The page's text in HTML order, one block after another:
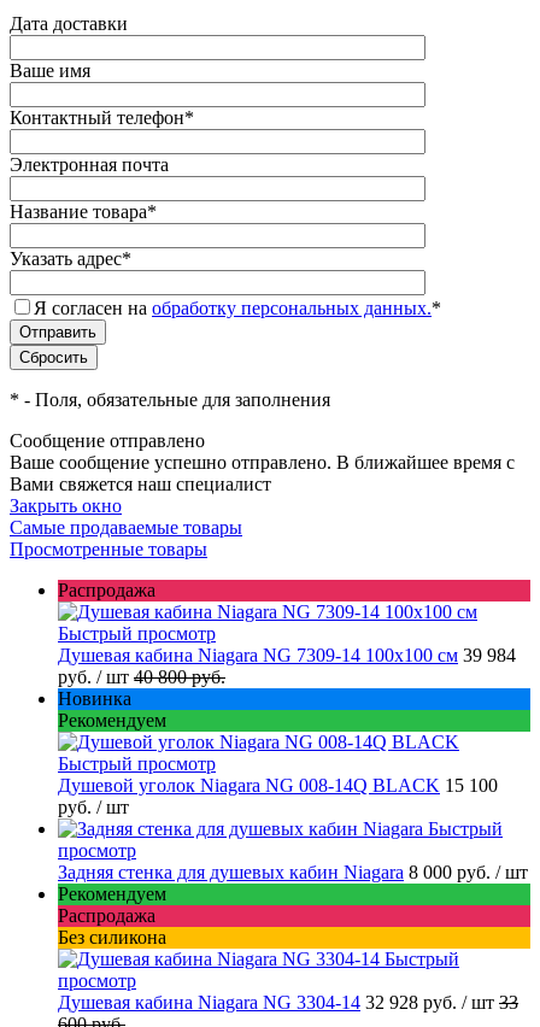
Дата доставки
Ваше имя
Контактный телефон*
Электронная почта
Название товара*
Указать адрес*
Я согласен на обработку персональных данных.*
* - Поля, обязательные для заполнения
Сообщение отправлено
Ваше сообщение успешно отправлено. В ближайшее время с
Вами свяжется наш специалист
Закрыть окно
Самые продаваемые товары
Просмотренные товары
Распродажа
Быстрый просмотр
Душевая кабина Niagara NG 7309-14 100x100 см 39 984
руб. / шт 40 800 руб.
Новинка
Рекомендуем
Быстрый просмотр
Душевой уголок Niagara NG 008-14Q BLACK 15 100
руб. / шт
Быстрый
просмотр
Задняя стенка для душевых кабин Niagara 8 000 руб. / шт
Рекомендуем
Распродажа
Без силикона
Быстрый
просмотр
Душевая кабина Niagara NG 3304-14 32 928 руб. / шт 33